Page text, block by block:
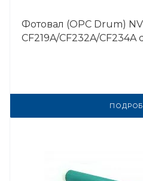
Фотовал (OPC Drum)
CF219A/CF232A/